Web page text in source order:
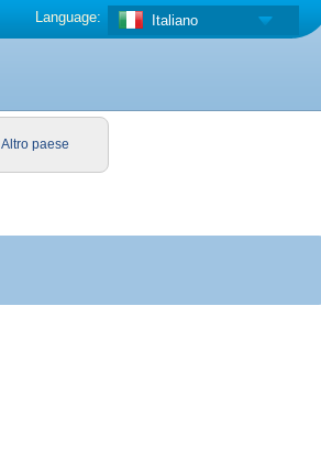
Italiano
Language:
Altro paese